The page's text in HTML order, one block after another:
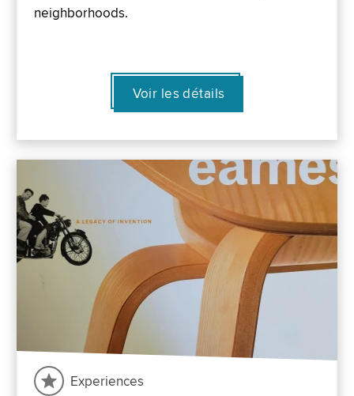
neighborhoods.
Voir les détails
Experiences